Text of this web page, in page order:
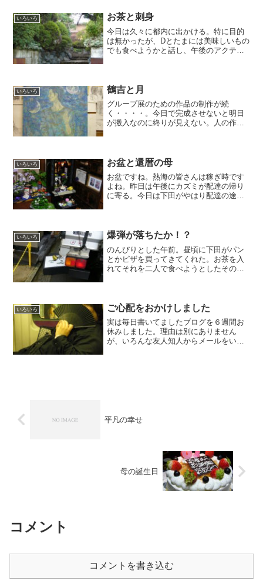
のように、今...
いろいろ お茶と刺身
今日は久々に都内に出かける。特に目的
は無かったが、Dとたまには美味しいもの
でも食べようかと話し、午後のアクティ
海は何となく懐かしい気持...
いろいろ 鶴吉と月
グループ展のための作品の制作が続
く・・・・。今日で完成させないと明日
が搬入なのに終りが見えない。人の作品
の食事会を兼ねた会合が５時半...
いろいろ お盆と還暦の母
お盆ですね。熱海の皆さんは稼ぎ時です
よね。昨日は午後にカズミが配達の帰り
に寄る。今日は下田がやはり配達の途中
いておく。僕が食べるため...
いろいろ 爆弾が落ちたか！？
のんびりとした午前。昼頃に下田がパン
とかピザを買ってきてくれた。お茶を入
れてそれを二人で食べようとしたその時
を開けると驚きの光景が・・二...
いろいろ ご心配をおかけしました
実は毎日書いてましたブログを６週間お
休みしました。理由は別にありません
が、いろんな友人知人からメールをいた
平凡の幸せ
母の誕生日
コメント
コメントを書き込む